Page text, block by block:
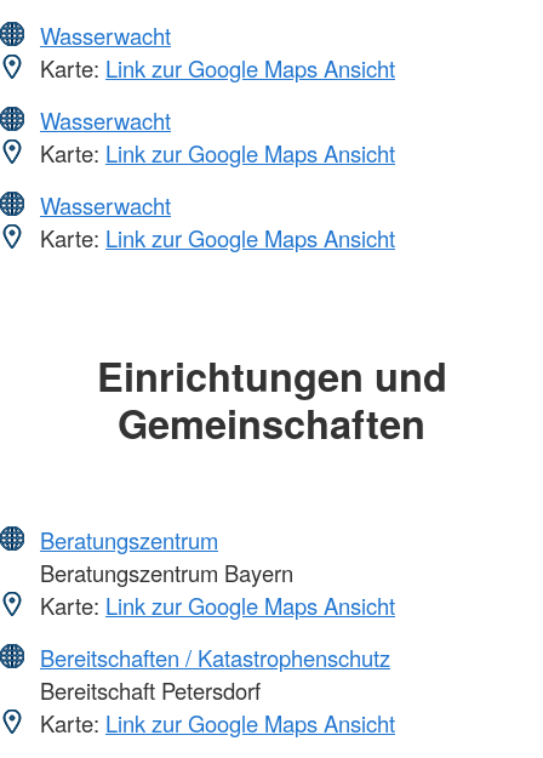
Wasserwacht
Karte: Link zur Google Maps Ansicht
Wasserwacht
Karte: Link zur Google Maps Ansicht
Wasserwacht
Karte: Link zur Google Maps Ansicht
Einrichtungen und
Gemeinschaften
Beratungszentrum
Beratungszentrum Bayern
Karte: Link zur Google Maps Ansicht
Bereitschaften / Katastrophenschutz
Bereitschaft Petersdorf
Karte: Link zur Google Maps Ansicht